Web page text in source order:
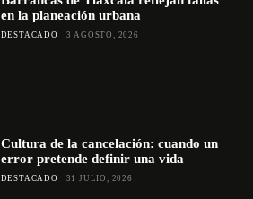
en la planeación urbana
DESTACADO 3 AGOSTO, 2026
Cultura de la cancelación: cuando un
error pretende definir una vida
DESTACADO 31 JULIO, 2026